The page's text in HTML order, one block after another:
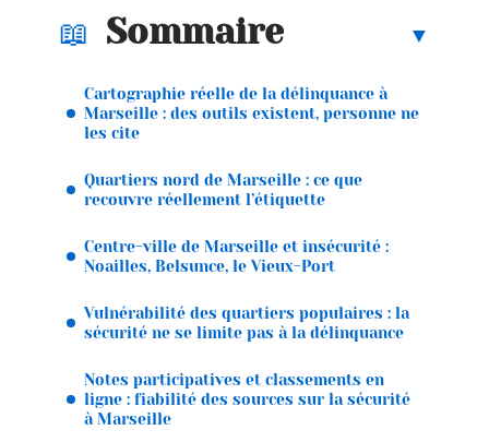
Sommaire
Cartographie réelle de la délinquance à
Marseille : des outils existent, personne ne
les cite
Quartiers nord de Marseille : ce que
recouvre réellement l’étiquette
Centre-ville de Marseille et insécurité :
Noailles, Belsunce, le Vieux-Port
Vulnérabilité des quartiers populaires : la
sécurité ne se limite pas à la délinquance
Notes participatives et classements en
ligne : fiabilité des sources sur la sécurité
à Marseille